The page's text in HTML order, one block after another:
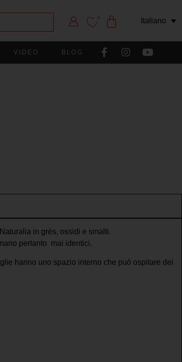
0 Italiano
VIDEO BLOG
in grès, ossidi e smalti.
pertanto mai identici.
hanno uno spazio interno che può ospitare dei